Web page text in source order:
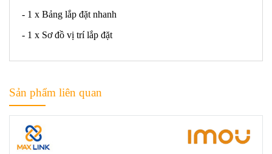
- 1 x Bảng lắp đặt nhanh
- 1 x Sơ đồ vị trí lắp đặt
Sản phẩm liên quan